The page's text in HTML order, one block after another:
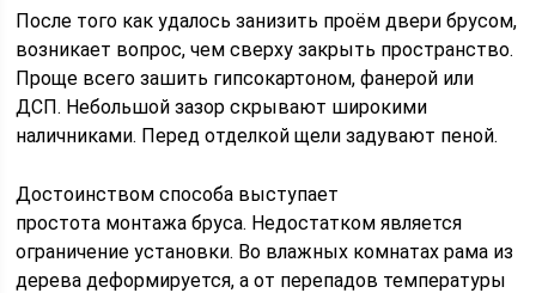
После того как удалось занизить проём двери брусом,
возникает вопрос, чем сверху закрыть пространство.
Проще всего зашить гипсокартоном, фанерой или
ДСП. Небольшой зазор скрывают широкими
наличниками. Перед отделкой щели задувают пеной.
Достоинством способа выступает
простота монтажа бруса. Недостатком является
ограничение установки. Во влажных комнатах рама из
дерева деформируется, а от перепадов температуры